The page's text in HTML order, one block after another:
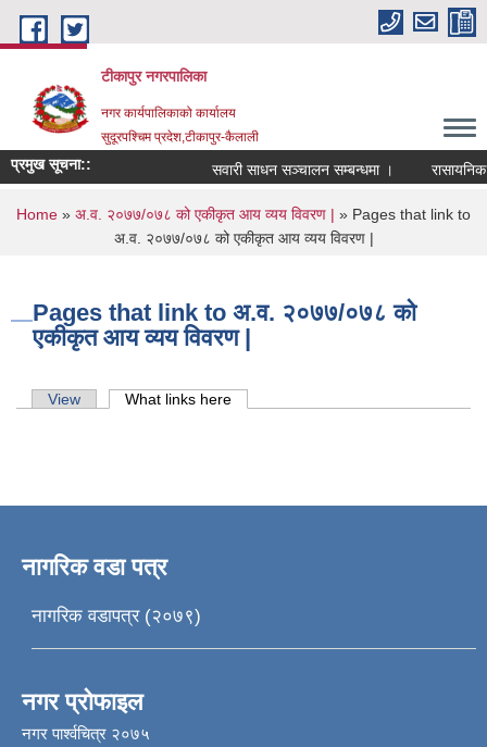
Skip to main content
टीकापुर नगरपालिका
नगर कार्यपालिकाको कार्यालय
सुदूरपश्चिम प्रदेश,टीकापुर-कैलाली
प्रमुख सूचना:: सवारी साधन सञ्चालन सम्बन्धमा । रासायनिक
You are here
Home » अ.व. २०७७/०७८ को एकीकृत आय व्यय विवरण | » Pages that link to
अ.व. २०७७/०७८ को एकीकृत आय व्यय विवरण |
Pages that link to अ.व. २०७७/०७८ को
एकीकृत आय व्यय विवरण |
Primary tabs
View What links here
नागरिक वडा पत्र
नागरिक वडापत्र (२०७९)
नगर प्रोफाइल
नगर पार्श्वचित्र २०७५